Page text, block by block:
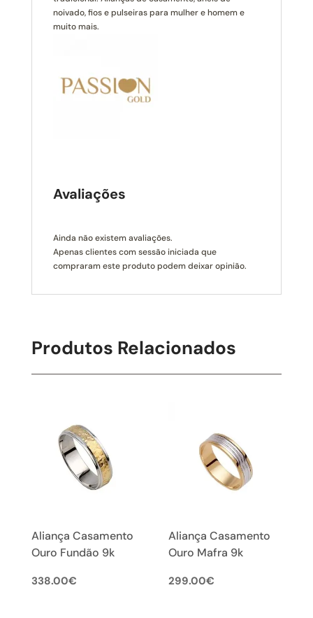
noivado, fios e pulseiras para mulher e homem e
muito mais.
Avaliações
Ainda não existem avaliações.
Apenas clientes com sessão iniciada que
compraram este produto podem deixar opinião.
Produtos Relacionados
Aliança Casamento
Ouro Fundão 9k
338.00€
Aliança Casamento
Ouro Mafra 9k
299.00€